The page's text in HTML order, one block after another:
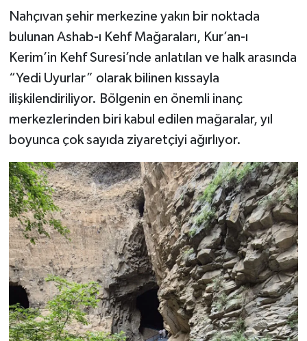
Nahçıvan şehir merkezine yakın bir noktada
bulunan Ashab-ı Kehf Mağaraları, Kur’an-ı
Kerim’in Kehf Suresi’nde anlatılan ve halk arasında
“Yedi Uyurlar” olarak bilinen kıssayla
ilişkilendiriliyor. Bölgenin en önemli inanç
merkezlerinden biri kabul edilen mağaralar, yıl
boyunca çok sayıda ziyaretçiyi ağırlıyor.